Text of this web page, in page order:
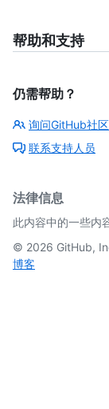
帮助和支持
仍需帮助？
询问GitHub社区
联系支持人员
法律信息
此内容中的一些内
© 2026 GitHub,
博客